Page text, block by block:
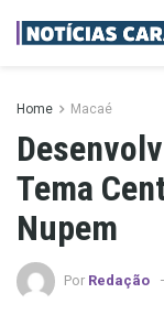
Home Macaé
Tema
Nupem
Por Redação